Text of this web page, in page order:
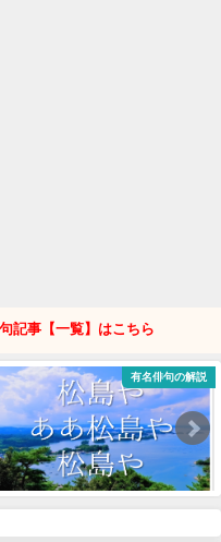
記事【一覧】はこちら
有名俳句の解説